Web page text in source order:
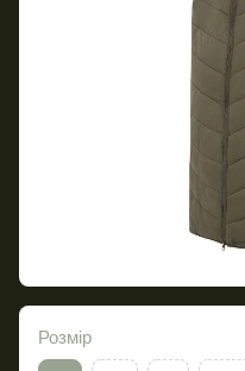
Розмір